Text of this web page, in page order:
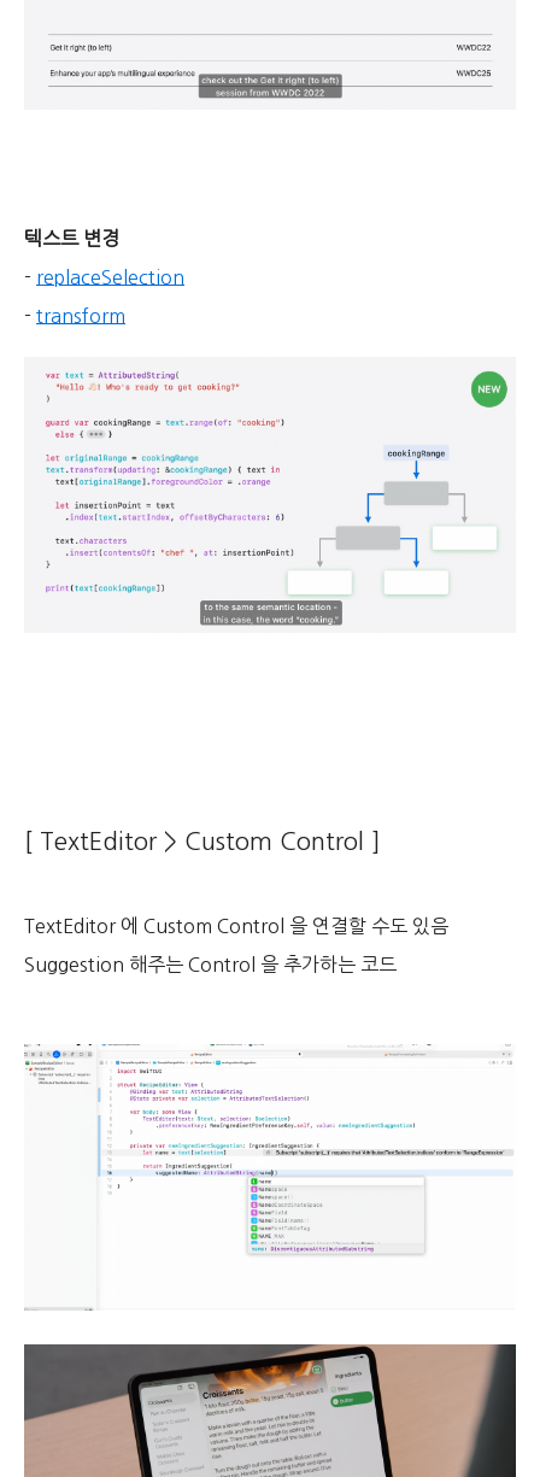
텍스트 변경
- replaceSelection
- transform
[ TextEditor > Custom Control ]
TextEditor 에 Custom Control 을 연결할 수도 있음
Suggestion 해주는 Control 을 추가하는 코드